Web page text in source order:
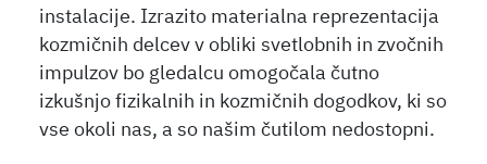
instalacije. Izrazito materialna reprezentacija
kozmičnih delcev v obliki svetlobnih in zvočnih
impulzov bo gledalcu omogočala čutno
izkušnjo fizikalnih in kozmičnih dogodkov, ki so
vse okoli nas, a so našim čutilom nedostopni.